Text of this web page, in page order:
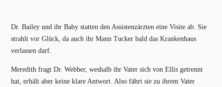
Dr. Bailey und ihr Baby statten den Assistenzärzten eine Visite ab. Sie
strahlt vor Glück, da auch ihr Mann Tucker bald das Krankenhaus
verlassen darf.
Meredith fragt Dr. Webber, weshalb ihr Vater sich von Ellis getrennt
hat, erhält aber keine klare Antwort. Also fährt sie zu ihrem Vater